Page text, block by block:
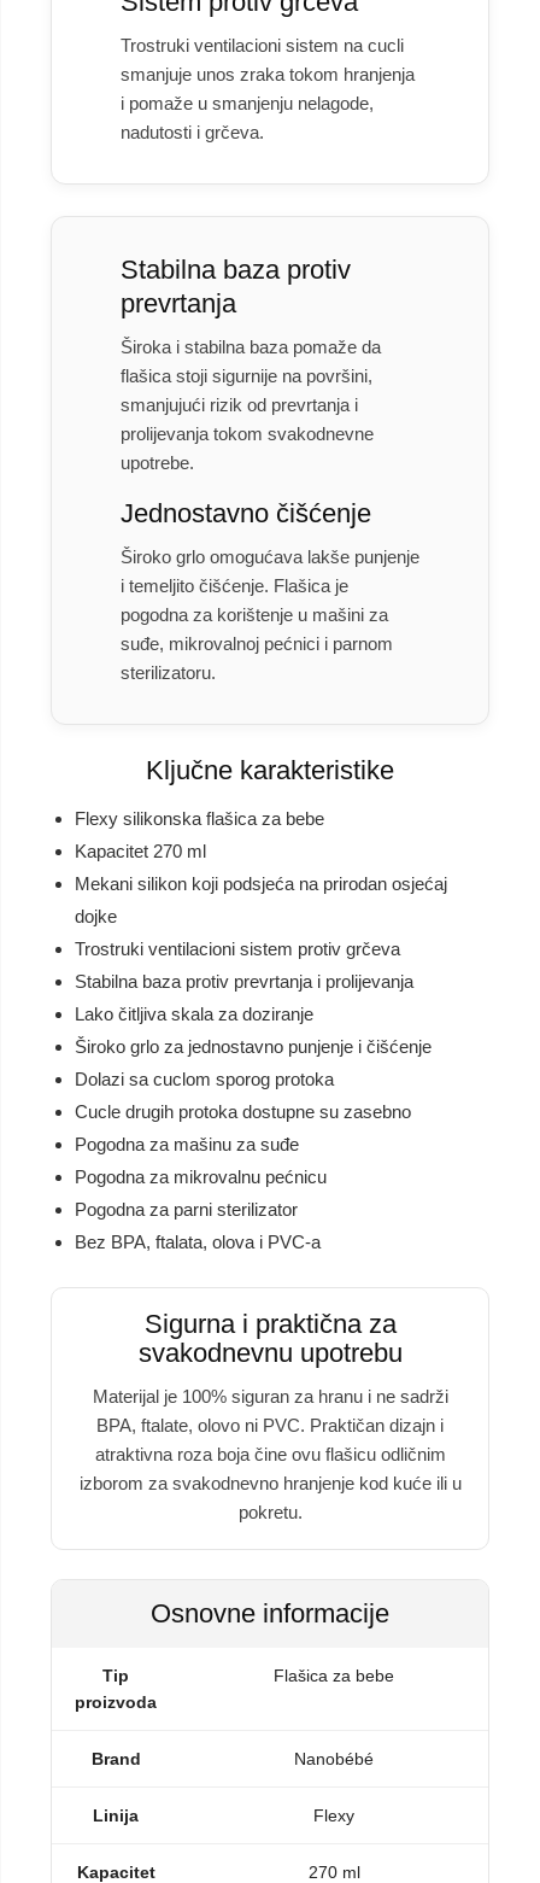
Trostruki ventilacioni sistem na cucli
smanjuje unos zraka tokom hranjenja
i pomaže u smanjenju nelagode,
nadutosti i grčeva.
Stabilna baza protiv
prevrtanja
Široka i stabilna baza pomaže da
flašica stoji sigurnije na površini,
smanjujući rizik od prevrtanja i
prolijevanja tokom svakodnevne
upotrebe.
Jednostavno čišćenje
Široko grlo omogućava lakše punjenje
i temeljito čišćenje. Flašica je
pogodna za korištenje u mašini za
suđe, mikrovalnoj pećnici i parnom
sterilizatoru.
Ključne karakteristike
Flexy silikonska flašica za bebe
Kapacitet 270 ml
Mekani silikon koji podsjeća na prirodan osjećaj
dojke
Trostruki ventilacioni sistem protiv grčeva
Stabilna baza protiv prevrtanja i prolijevanja
Lako čitljiva skala za doziranje
Široko grlo za jednostavno punjenje i čišćenje
Dolazi sa cuclom sporog protoka
Cucle drugih protoka dostupne su zasebno
Pogodna za mašinu za suđe
Pogodna za mikrovalnu pećnicu
Pogodna za parni sterilizator
Bez BPA, ftalata, olova i PVC-a
Sigurna i praktična za
svakodnevnu upotrebu
Materijal je 100% siguran za hranu i ne sadrži
BPA, ftalate, olovo ni PVC. Praktičan dizajn i
atraktivna roza boja čine ovu flašicu odličnim
izborom za svakodnevno hranjenje kod kuće ili u
pokretu.
Osnovne informacije
Tip
proizvoda
Flašica za bebe
Brand Nanobébé
Linija Flexy
Kapacitet 270 ml